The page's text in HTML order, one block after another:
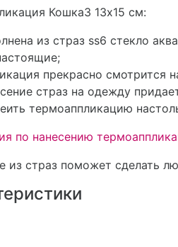
Кошка3 13х15 см:
из страз ss6 стекло
прекрасно смотрится
страз на одежду
термоаппликацию
по нанесению
из страз поможет сделать